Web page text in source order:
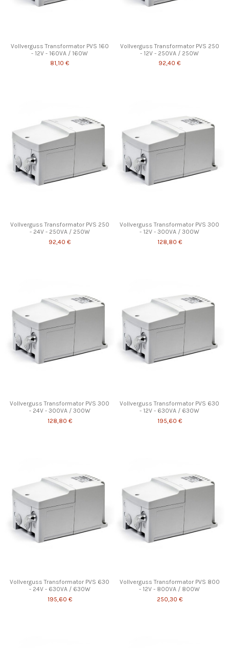
Vollverguss Transformator PVS 160
- 12V - 160VA / 160W
81,10 €
Vollverguss Transformator PVS 250
- 12V - 250VA / 250W
92,40 €
Vollverguss Transformator PVS 250
- 24V - 250VA / 250W
92,40 €
Vollverguss Transformator PVS 300
- 12V - 300VA / 300W
128,80 €
Vollverguss Transformator PVS 300
- 24V - 300VA / 300W
128,80 €
Vollverguss Transformator PVS 630
- 12V - 630VA / 630W
195,60 €
Vollverguss Transformator PVS 630
- 24V - 630VA / 630W
195,60 €
Vollverguss Transformator PVS 800
- 12V - 800VA / 800W
250,30 €